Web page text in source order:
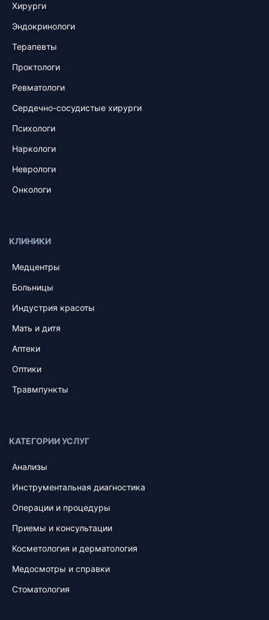
Хирурги
Эндокринологи
Терапевты
Проктологи
Ревматологи
Сердечно-сосудистые хирурги
Психологи
Наркологи
Неврологи
Онкологи
КЛИНИКИ
Медцентры
Больницы
Индустрия красоты
Мать и дитя
Аптеки
Оптики
Травмпункты
КАТЕГОРИИ УСЛУГ
Анализы
Инструментальная диагностика
Операции и процедуры
Приемы и консультации
Косметология и дерматология
Медосмотры и справки
Стоматология